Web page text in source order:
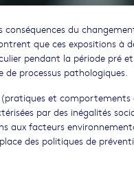
conséquences du
que ces expositions à
pendant la période pré
processus pathologiques.
(pratiques et
par des inégalités
aux facteurs
des politiques de